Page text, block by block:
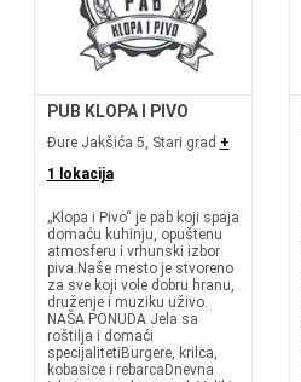
PUB KLOPA I PIVO
Đure Jakšića 5, Stari grad +
1 lokacija
„Klopа i Pivo“ je pab koji spaja
domaću kuhinju, opuštenu
atmosferu i vrhunski izbor
piva.Naše mesto je stvoreno
za sve koji vole dobru hranu,
druženje i muziku uživo.
NAŠA PONUDA Jela sa
roštilja i domaći
specijalitetiBurgere, krilca,
kobasice i rebarcaDnevna